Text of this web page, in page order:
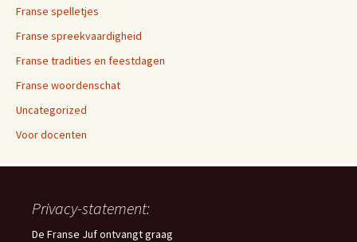
Franse spelletjes
Franse spreekvaardigheid
Franse tradities en feestdagen
Franse woordenschat
Uncategorized
Voor docenten
Privacy-statement:
De Franse Juf ontvangt graag